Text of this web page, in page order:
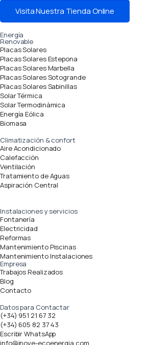
Visita Nuestra Tienda Online
Energía
Renovable
Placas Solares
Placas Solares Estepona
Placas Solares Marbella
Placas Solares Sotogrande
Placas Solares Sabinillas
Solar Térmica
Solar Termodinámica
Energía Eólica
Biomasa
Climatización & confort
Aire Acondicionado
Calefacción
Ventilación
Tratamiento de Aguas
Aspiración Central
Instalaciones y servicios
Fontanería
Electricidad
Reformas
Mantenimiento Piscinas
Mantenimiento Instalaciones
Empresa
Trabajos Realizados
Blog
Contacto
Datos para Contactar
(+34) 951 21 67 32
(+34) 605 82 37 43
Escribir WhatsApp
info@inove-ecoenergia.com